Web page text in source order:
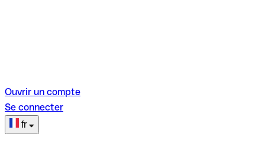
Ouvrir un compte
Se connecter
fr